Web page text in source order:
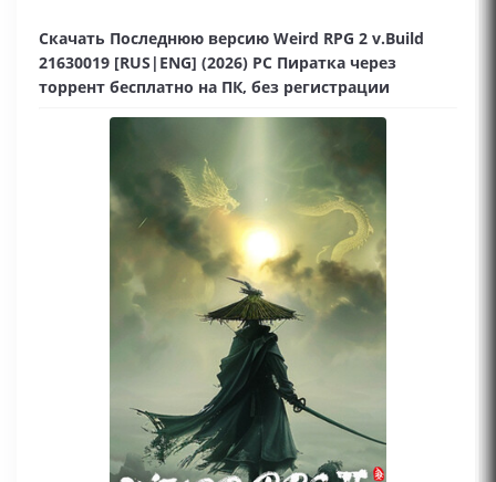
Скачать Последнюю версию Weird RPG 2 v.Build
21630019 [RUS|ENG] (2026) PC Пиратка через
торрент бесплатно на ПК, без регистрации